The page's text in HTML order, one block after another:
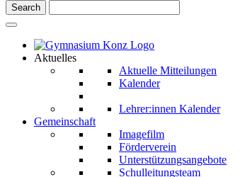
Aktuelles
Aktuelle Mitteilungen
Kalender
Lehrer:innen Kalender
Gemeinschaft
Imagefilm
Förderverein
Unterstützungsangebote
Schulleitungsteam